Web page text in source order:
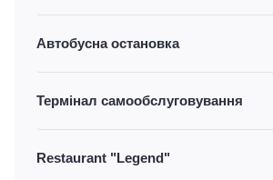
Автобусна остановка
Термінал самообслуговування
Restaurant "Legend"